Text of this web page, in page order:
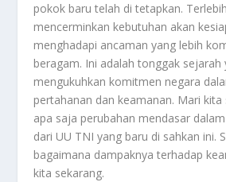
pokok baru telah di tetapkan.
mencerminkan kebutuhan akan
menghadapi ancaman yang lebih
beragam. Ini adalah tonggak sejarah
mengukuhkan komitmen negara
pertahanan dan keamanan. Mari
apa saja perubahan mendasar
dari UU TNI yang baru di sahkan ini.
bagaimana dampaknya terhadap
kita sekarang.